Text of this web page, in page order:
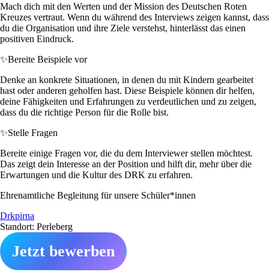
Mach dich mit den Werten und der Mission des Deutschen Roten
Kreuzes vertraut. Wenn du während des Interviews zeigen kannst, dass
du die Organisation und ihre Ziele verstehst, hinterlässt das einen
positiven Eindruck.
✨Bereite Beispiele vor
Denke an konkrete Situationen, in denen du mit Kindern gearbeitet
hast oder anderen geholfen hast. Diese Beispiele können dir helfen,
deine Fähigkeiten und Erfahrungen zu verdeutlichen und zu zeigen,
dass du die richtige Person für die Rolle bist.
✨Stelle Fragen
Bereite einige Fragen vor, die du dem Interviewer stellen möchtest.
Das zeigt dein Interesse an der Position und hilft dir, mehr über die
Erwartungen und die Kultur des DRK zu erfahren.
Ehrenamtliche Begleitung für unsere Schüler*innen
Drkpirna
Standort: Perleberg
Jetzt bewerben